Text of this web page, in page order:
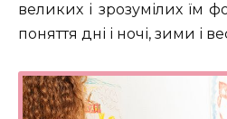
великих і зрозумілих їм
поняття дні і ночі, зими і